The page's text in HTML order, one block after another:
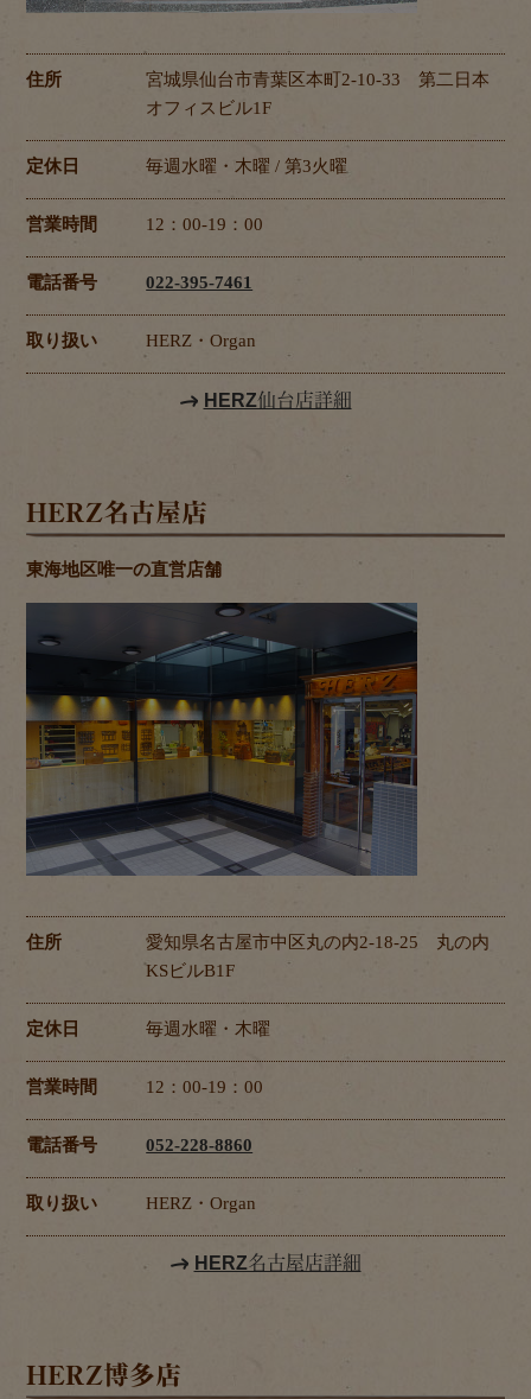
住所
宮城県仙台市青葉区本町2-10-33 第二日本
オフィスビル1F
定休日 毎週水曜・木曜 / 第3火曜
営業時間 12：00-19：00
電話番号 022-395-7461
取り扱い HERZ・Organ
HERZ仙台店詳細
HERZ名古屋店
東海地区唯一の直営店舗
住所
愛知県名古屋市中区丸の内2-18-25 丸の内
KSビルB1F
定休日 毎週水曜・木曜
営業時間 12：00-19：00
電話番号 052-228-8860
取り扱い HERZ・Organ
HERZ名古屋店詳細
HERZ博多店